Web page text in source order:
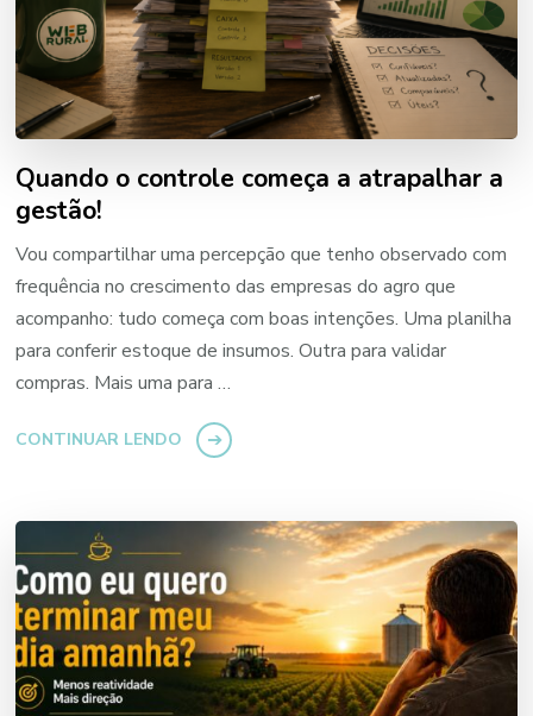
Quando o controle começa a atrapalhar a
gestão!
Vou compartilhar uma percepção que tenho observado com
frequência no crescimento das empresas do agro que
acompanho: tudo começa com boas intenções. Uma planilha
para conferir estoque de insumos. Outra para validar
compras. Mais uma para …
CONTINUAR LENDO